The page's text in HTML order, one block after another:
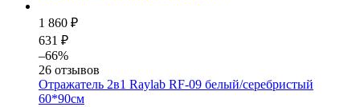
1 860 ₽
631 ₽
–66%
26 отзывов
Отражатель 2в1 Raylab RF-09 белый/серебристый
60*90см